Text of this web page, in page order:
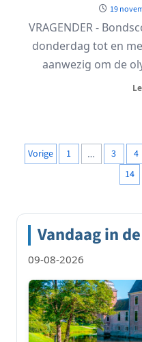
19
VRAGENDER -
donderdag tot en
aanwezig om de
Berichten
Vorige 1 … 3 4
14
Vandaag in
09-08-2026